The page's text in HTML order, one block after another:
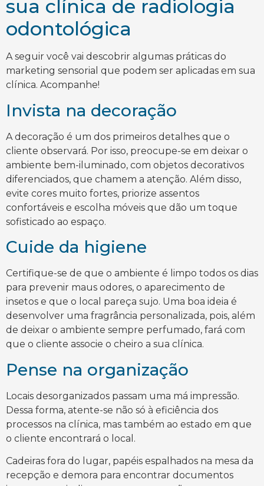
sua clínica de radiologia
odontológica
A seguir você vai descobrir algumas práticas do
marketing sensorial que podem ser aplicadas em sua
clínica. Acompanhe!
Invista na decoração
A decoração é um dos primeiros detalhes que o
cliente observará. Por isso, preocupe-se em deixar o
ambiente bem-iluminado, com objetos decorativos
diferenciados, que chamem a atenção. Além disso,
evite cores muito fortes, priorize assentos
confortáveis e escolha móveis que dão um toque
sofisticado ao espaço.
Cuide da higiene
Certifique-se de que o ambiente é limpo todos os dias
para prevenir maus odores, o aparecimento de
insetos e que o local pareça sujo. Uma boa ideia é
desenvolver uma fragrância personalizada, pois, além
de deixar o ambiente sempre perfumado, fará com
que o cliente associe o cheiro a sua clínica.
Pense na organização
Locais desorganizados passam uma má impressão.
Dessa forma, atente-se não só à eficiência dos
processos na clínica, mas também ao estado em que
o cliente encontrará o local.
Cadeiras fora do lugar, papéis espalhados na mesa da
recepção e demora para encontrar documentos